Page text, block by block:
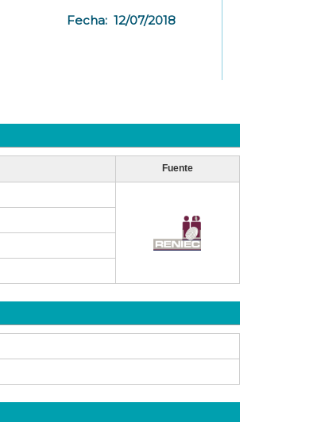
Fecha: 12/07/2018
Fuente